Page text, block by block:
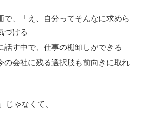
で、「え、自分ってそんなに求めら
づける
話す中で、仕事の棚卸しができる
の会社に残る選択肢も前向きに取れ
じゃなくて、